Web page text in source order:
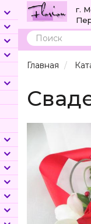
г.
Поиск
Главная